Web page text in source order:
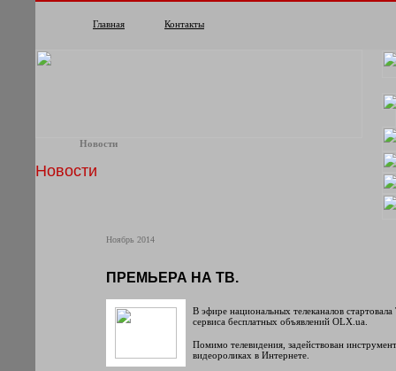
Главная Контакты
Новости
Новости
Ноябрь 2014
ПРЕМЬЕРА НА ТВ.
В эфире национальных телеканалов
сервиса бесплатных объявлений OLX.ua.
Помимо телевидения, задействован
видеороликах в Интернете.